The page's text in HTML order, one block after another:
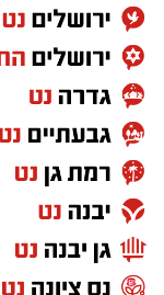
במהלך שירותם
במד”א תפקידים
מחובשים
הדם, הדרכה,
משמעותי
מנכ”ל מד”א,
“בנות ובני
מהדנ”א של